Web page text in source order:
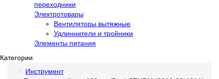
переходники
Электротовары
Вентиляторы вытяжные
Удлиннители и тройники
Элементы питания
Категории
Инструмент